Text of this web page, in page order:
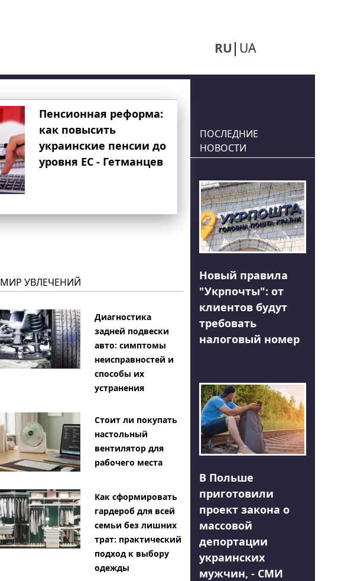
RU UA
Пенсионная реформа:
как повысить
украинские пенсии до
уровня ЕС - Гетманцев
МИР УВЛЕЧЕНИЙ
Диагностика
задней подвески
авто: симптомы
неисправностей и
способы их
устранения
Стоит ли покупать
настольный
вентилятор для
рабочего места
Как сформировать
гардероб для всей
семьи без лишних
трат: практический
подход к выбору
одежды
ПОСЛЕДНИЕ
НОВОСТИ
Новый правила
"Укрпочты": от
клиентов будут
требовать
налоговый номер
В Польше
приготовили
проект закона о
массовой
депортации
украинских
мужчин, - СМИ